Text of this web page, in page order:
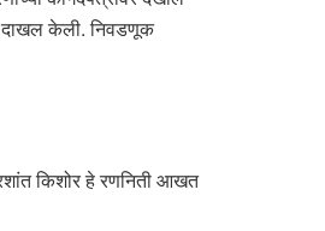
दाखल केली. निवडणूक
किशोर हे रणनिती आखत